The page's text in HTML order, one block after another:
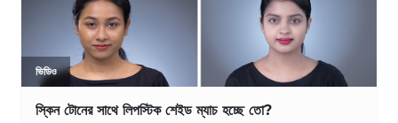
ভিডিও
স্কিন টোনের সাথে লিপস্টিক শেইড ম্যাচ হচ্ছে তো?